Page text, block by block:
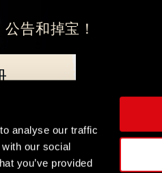
analyse our traffic
our social
you’ve provided
告和掉宝！
注册地在弗罗茨瓦夫。